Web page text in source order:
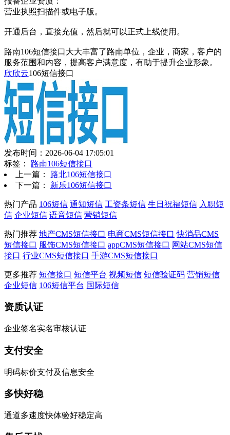
营业执照扫描件或电子版。
开通后台，直接充值，然后就可以正式上线使用。
路南106短信接口大大丰富了路南单位，企业，商家，客户的
服务范围和内容，提高客户满意度，有助于提升企业形象。
欣欣云106短信接口
发布时间：2026-06-04 17:05:01
标签： 路南106短信接口
上一篇： 路北106短信接口
下一篇： 新乐106短信接口
热门产品 106短信 通知短信 工资条短信 生日祝福短信 入职短
信 企业短信 语音短信 营销短信
热门推荐 地产CMS短信接口 电商CMS短信接口 快消品CMS
短信接口 服饰CMS短信接口 appCMS短信接口 网站CMS短信
接口 行业CMS短信接口 手游CMS短信接口
更多推荐 短信接口 短信平台 视频短信 短信验证码 营销短信
企业短信 106短信平台 国际短信
资质认证
企业签名实名审核认证
支付安全
明码标价支付及信息安全
多快好稳
通道多速度快体验好稳定高